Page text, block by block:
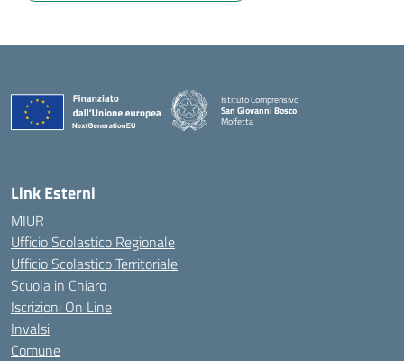
Istituto Comprensivo
San Giovanni Bosco
Molfetta
Link Esterni
MIUR
Ufficio Scolastico Regionale
Ufficio Scolastico Territoriale
Scuola in Chiaro
Iscrizioni On Line
Invalsi
Comune